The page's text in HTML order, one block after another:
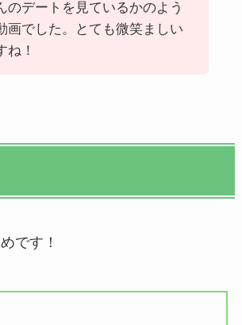
のデートを見ているかのよう
画でした。とても微笑ましい
ね！
です！